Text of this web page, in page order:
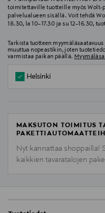
toimitettaville tuotteille myös Wolt-
palvelualueen sisällä. Voit tehdä
18.30, la 10–17.30 ja su 12–16.30,
Tarkista tuotteen
muuttua nopeastikin, joten
varmistaa paikan päällä.
Helsinki
MAKSUTON TOIMITUS
Nyt kannattaa shoppailla!
kaikkien tavaratalojen